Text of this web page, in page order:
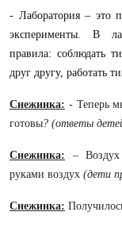
- Лаборатория – это
эксперименты. В
правила: соблюдать
друг другу, работать
Снежинка: - Теперь
готовы? (ответы
Снежинка:
–
руками воздух (дети
Снежинка: